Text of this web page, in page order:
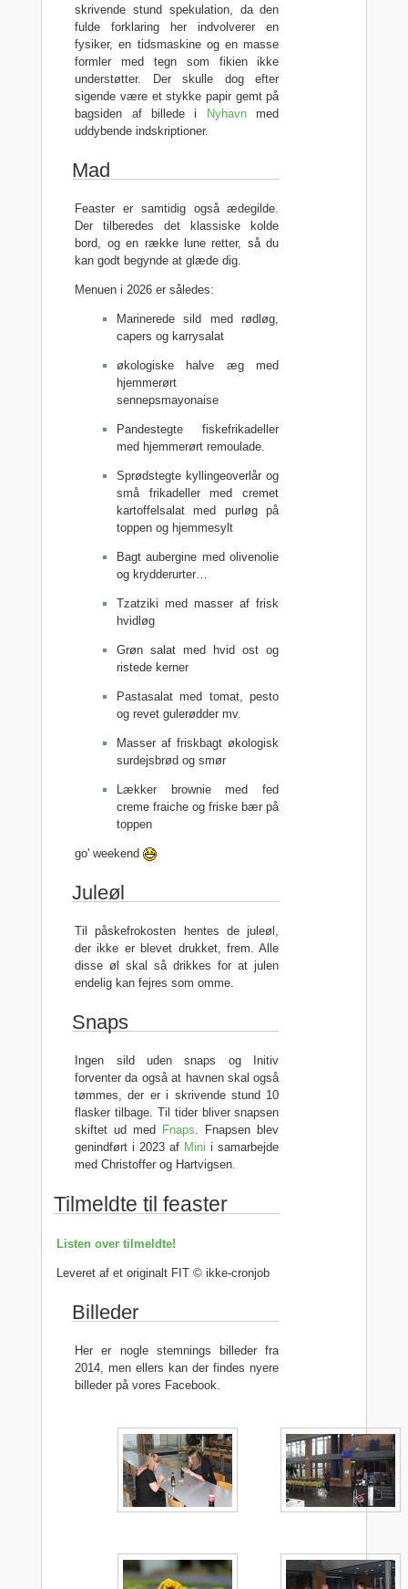
skrivende stund spekulation, da den
fulde forklaring her indvolverer en
fysiker, en tidsmaskine og en masse
formler med tegn som fikien ikke
understøtter. Der skulle dog efter
sigende være et stykke papir gemt på
bagsiden af billede i Nyhavnmed
uddybende indskriptioner.
Mad
Feaster er samtidig også ædegilde.
Der tilberedes det klassiske kolde
bord, og en række lune retter, så du
kan godt begynde at glæde dig.
Menuen i 2026 er således:
Marinerede sild med rødløg,
capers og karrysalat
økologiske halve æg med
hjemmerørt
sennepsmayonaise
Pandestegte fiskefrikadeller
med hjemmerørt remoulade.
Sprødstegte kyllingeoverlår og
små frikadeller med cremet
kartoffelsalat med purløg på
toppen og hjemmesylt
Bagt aubergine med olivenolie
og krydderurter…
Tzatziki med masser af frisk
hvidløg
Grøn salat med hvid ost og
ristede kerner
Pastasalat med tomat, pesto
og revet gulerødder mv.
Masser af friskbagt økologisk
surdejsbrød og smør
Lækker brownie med fed
creme fraiche og friske bær på
toppen
go' weekend
Juleøl
Til påskefrokosten hentes de juleøl,
der ikke er blevet drukket, frem. Alle
disse øl skal så drikkes for at julen
endelig kan fejres som omme.
Snaps
Ingen sild uden snaps og Initiv
forventer da også at havnen skal også
tømmes, der er i skrivende stund 10
flasker tilbage. Til tider bliver snapsen
skiftet ud med
Fnaps. Fnapsen blev
genindført i 2023 af Mini i samarbejde
med Christoffer og Hartvigsen.
Tilmeldte til feaster
Listen over tilmeldte!
Leveret af et originalt FIT © ikke-cronjob
Billeder
Her er nogle stemnings billeder fra
2014, men ellers kan der findes nyere
billeder på vores Facebook.